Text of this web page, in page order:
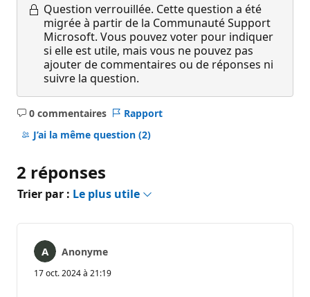
Question verrouillée. Cette question a été
migrée à partir de la Communauté Support
Microsoft. Vous pouvez voter pour indiquer
si elle est utile, mais vous ne pouvez pas
ajouter de commentaires ou de réponses ni
suivre la question.
0 commentaires
Aucun
commentaire
Rapport
J’ai la même question (2)
2 réponses
Trier par : Le plus utile
Anonyme
17 oct. 2024 à 21:19